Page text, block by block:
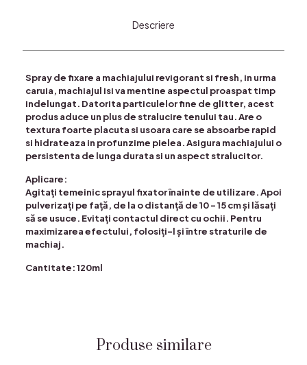
Descriere
Spray de fixare a machiajului revigorant si fresh, in urma
caruia, machiajul isi va mentine aspectul proaspat timp
indelungat. Datorita particulelor fine de glitter, acest
produs aduce un plus de stralucire tenului tau. Are o
textura foarte placuta si usoara care se absoarbe rapid
si hidrateaza in profunzime pielea. Asigura machiajului o
persistenta de lunga durata si un aspect stralucitor.
Aplicare:
Agitați temeinic sprayul fixator înainte de utilizare. Apoi
pulverizați pe față, de la o distanță de 10 – 15 cm și lăsați
să se usuce. Evitați contactul direct cu ochii. Pentru
maximizarea efectului, folosiți-l și între straturile de
machiaj.
Cantitate: 120ml
Produse similare